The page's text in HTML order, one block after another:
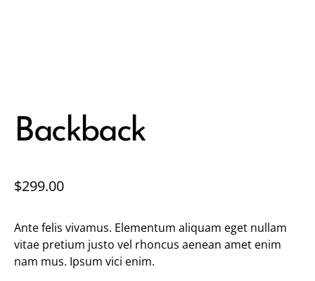
Backback
$299.00
Ante felis vivamus. Elementum aliquam eget nullam
vitae pretium justo vel rhoncus aenean amet enim
nam mus. Ipsum vici enim.